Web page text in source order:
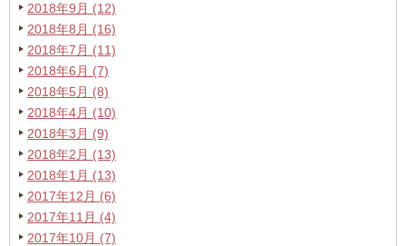
2018年9月 (12)
2018年8月 (16)
2018年7月 (11)
2018年6月 (7)
2018年5月 (8)
2018年4月 (10)
2018年3月 (9)
2018年2月 (13)
2018年1月 (13)
2017年12月 (6)
2017年11月 (4)
2017年10月 (7)